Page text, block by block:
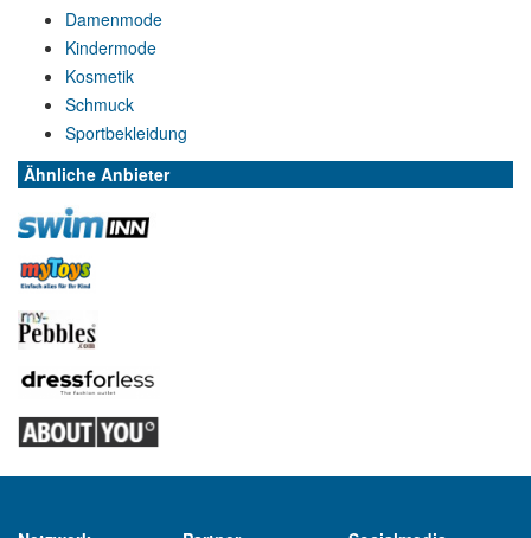
Damenmode
Kindermode
Kosmetik
Schmuck
Sportbekleidung
Ähnliche Anbieter